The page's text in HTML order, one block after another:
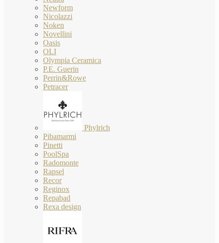
Newform
Nicolazzi
Noken
Novellini
Oasis
OLI
Olympia Ceramica
P.E. Guerin
Perrin&Rowe
Petracer
Phylrich
Pibamarmi
Pinetti
PoolSpa
Radomonte
Rapsel
Recor
Reginox
Repabad
Rexa design